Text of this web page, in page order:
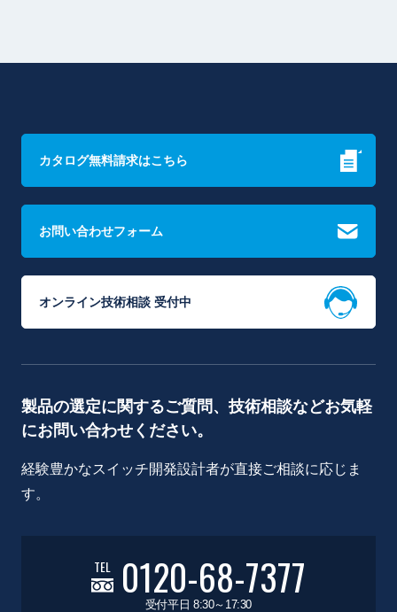
カタログ無料請求はこちら
お問い合わせフォーム
オンライン技術相談 受付中
製品の選定に関するご質問、技術相談などお気軽
にお問い合わせください。
経験豊かなスイッチ開発設計者が直接ご相談に応じま
す。
TEL 0120-68-7377
受付平日 8:30～17:30